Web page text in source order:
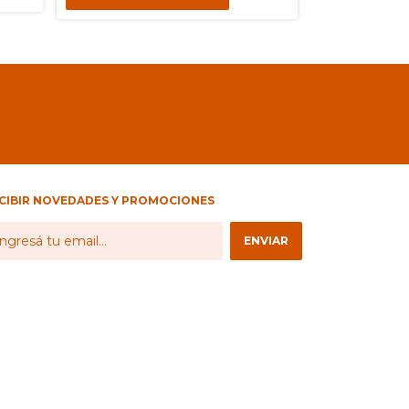
NOVEDADES Y PROMOCIONES